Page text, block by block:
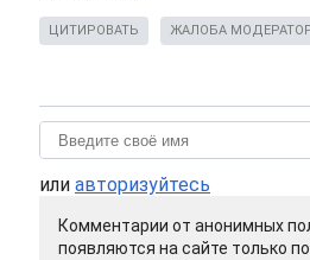
ЦИТИРОВАТЬ ЖАЛОБА
или авторизуйтесь
Комментарии от анонимных
появляются на сайте только